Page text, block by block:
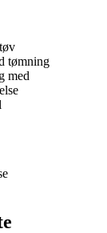
tømning
med